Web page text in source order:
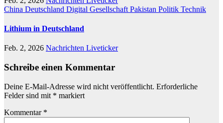
China Deutschland Digital Gesellschaft Pakistan Politik Technik
Lithium in Deutschland
Feb. 2, 2026 Nachrichten Liveticker
Schreibe einen Kommentar
Deine E-Mail-Adresse wird nicht veröffentlicht. Erforderliche
Felder sind mit * markiert
Kommentar *